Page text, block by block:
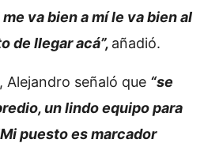
va bien a mí le va bien al
de llegar acá”, añadió.
Alejandro señaló que “se
un lindo equipo para
puesto es marcador